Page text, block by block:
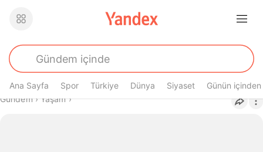
Ana Sayfa Spor Türkiye Dünya Siyaset Günün içinden
Buradasın
Gündem› Yaşam›